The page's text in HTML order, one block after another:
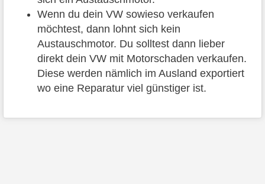
Wenn du dein VW sowieso verkaufen
möchtest, dann lohnt sich kein
Austauschmotor. Du solltest dann lieber
direkt dein VW mit Motorschaden verkaufen.
Diese werden nämlich im Ausland exportiert
wo eine Reparatur viel günstiger ist.